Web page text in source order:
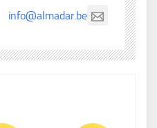
info@almadar.be